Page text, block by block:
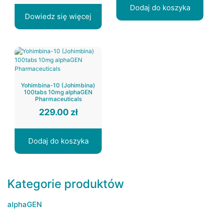
Dowiedz się więcej
Dodaj do koszyka
Yohimbina-10 (Johimbina)
100tabs 10mg alphaGEN
Pharmaceuticals
229.00 zł
Dodaj do koszyka
Kategorie produktów
alphaGEN